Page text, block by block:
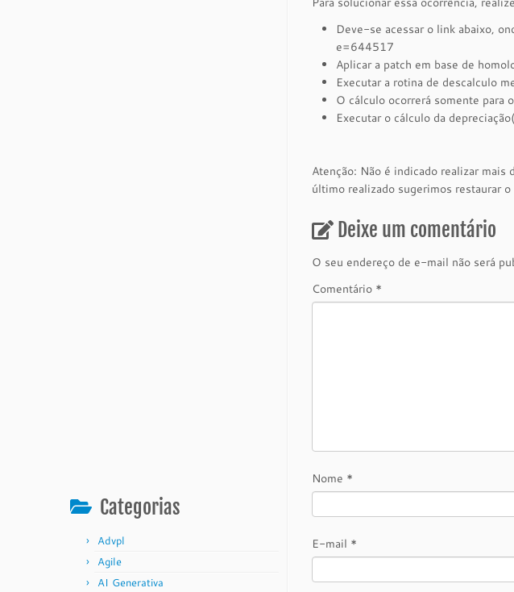
Categorias
Advpl
Agile
AI Generativa
Deve-se acessar o link abaixo,
e=644517
Aplicar a patch em base de
Executar a rotina de descalculo
O cálculo ocorrerá somente para
Executar o cálculo da
Atenção: Não é indicado realizar mais
último realizado sugerimos restaurar o
Deixe um comentário
O seu endereço de e-mail não será
Comentário *
Nome *
E-mail *